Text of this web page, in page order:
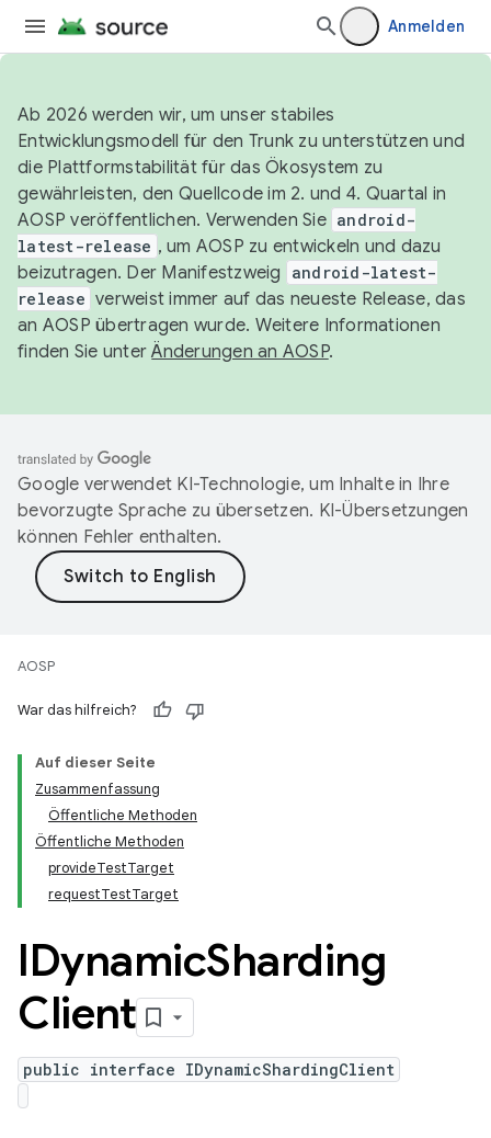
Anmelden
Ab 2026 werden wir, um unser stabiles
Entwicklungsmodell für den Trunk zu unterstützen und
die Plattformstabilität für das Ökosystem zu
gewährleisten, den Quellcode im 2. und 4. Quartal in
AOSP veröffentlichen. Verwenden Sie android-
latest-release , um AOSP zu entwickeln und dazu
beizutragen. Der Manifestzweig
android-latest-
release verweist immer auf das neueste Release, das
an AOSP übertragen wurde. Weitere Informationen
finden Sie unterÄnderungen an AOSP.
Google verwendet KI-Technologie, um Inhalte in Ihre
bevorzugte Sprache zu übersetzen. KI-Übersetzungen
können Fehler enthalten.
AOSP
War das hilfreich?
Auf dieser Seite
Zusammenfassung
Öffentliche Methoden
Öffentliche Methoden
provideTestTarget
requestTestTarget
IDynamicSharding
Client
public interface IDynamicShardingClient